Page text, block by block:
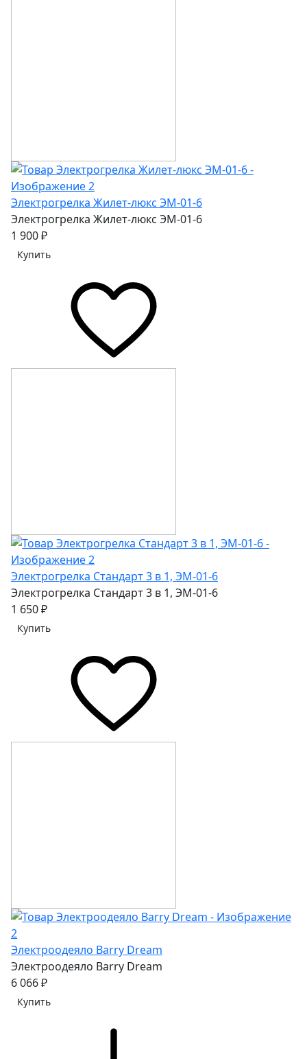
Электрогрелка Жилет-люкс ЭМ-01-6
Электрогрелка Жилет-люкс ЭМ-01-6
1 900 ₽
Купить
Электрогрелка Стандарт 3 в 1, ЭМ-01-6
Электрогрелка Стандарт 3 в 1, ЭМ-01-6
1 650 ₽
Купить
Электроодеяло Barry Dream
Электроодеяло Barry Dream
6 066 ₽
Купить